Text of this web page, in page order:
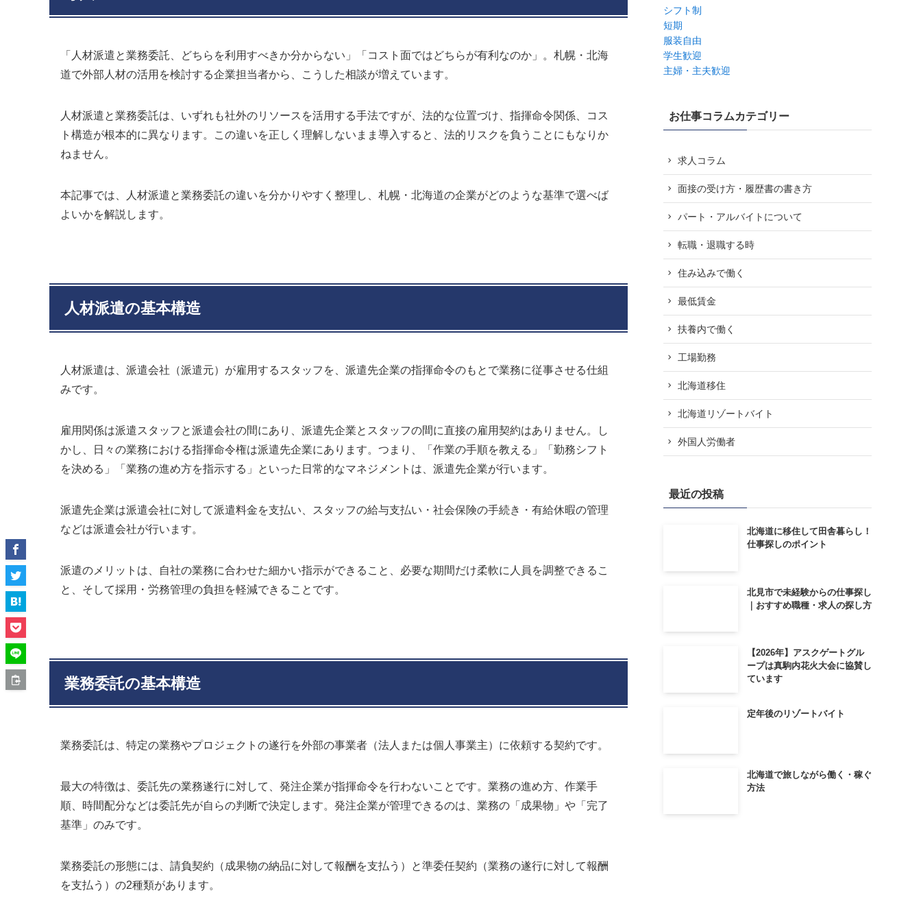
「人材派遣と業務委託、どちらを利用すべきか分からない」「コスト面ではどちらが有利なのか」。札幌・北海
道で外部人材の活用を検討する企業担当者から、こうした相談が増えています。
人材派遣と業務委託は、いずれも社外のリソースを活用する手法ですが、法的な位置づけ、指揮命令関係、コス
ト構造が根本的に異なります。この違いを正しく理解しないまま導入すると、法的リスクを負うことにもなりか
ねません。
本記事では、人材派遣と業務委託の違いを分かりやすく整理し、札幌・北海道の企業がどのような基準で選べば
よいかを解説します。
人材派遣の基本構造
人材派遣は、派遣会社（派遣元）が雇用するスタッフを、派遣先企業の指揮命令のもとで業務に従事させる仕組
みです。
雇用関係は派遣スタッフと派遣会社の間にあり、派遣先企業とスタッフの間に直接の雇用契約はありません。し
かし、日々の業務における指揮命令権は派遣先企業にあります。つまり、「作業の手順を教える」「勤務シフト
を決める」「業務の進め方を指示する」といった日常的なマネジメントは、派遣先企業が行います。
派遣先企業は派遣会社に対して派遣料金を支払い、スタッフの給与支払い・社会保険の手続き・有給休暇の管理
などは派遣会社が行います。
派遣のメリットは、自社の業務に合わせた細かい指示ができること、必要な期間だけ柔軟に人員を調整できるこ
と、そして採用・労務管理の負担を軽減できることです。
業務委託の基本構造
業務委託は、特定の業務やプロジェクトの遂行を外部の事業者（法人または個人事業主）に依頼する契約です。
最大の特徴は、委託先の業務遂行に対して、発注企業が指揮命令を行わないことです。業務の進め方、作業手
順、時間配分などは委託先が自らの判断で決定します。発注企業が管理できるのは、業務の「成果物」や「完了
基準」のみです。
業務委託の形態には、請負契約（成果物の納品に対して報酬を支払う）と準委任契約（業務の遂行に対して報酬
を支払う）の2種類があります。
シフト制
短期
服装自由
学生歓迎
主婦・主夫歓迎
お仕事コラムカテゴリー
求人コラム
面接の受け方・履歴書の書き方
パート・アルバイトについて
転職・退職する時
住み込みで働く
最低賃金
扶養内で働く
工場勤務
北海道移住
北海道リゾートバイト
外国人労働者
最近の投稿
北海道に移住して田舎暮らし！
仕事探しのポイント
北見市で未経験からの仕事探し
｜おすすめ職種・求人の探し方
【2026年】アスクゲートグル
ープは真駒内花火大会に協賛し
ています
定年後のリゾートバイト
北海道で旅しながら働く・稼ぐ
方法